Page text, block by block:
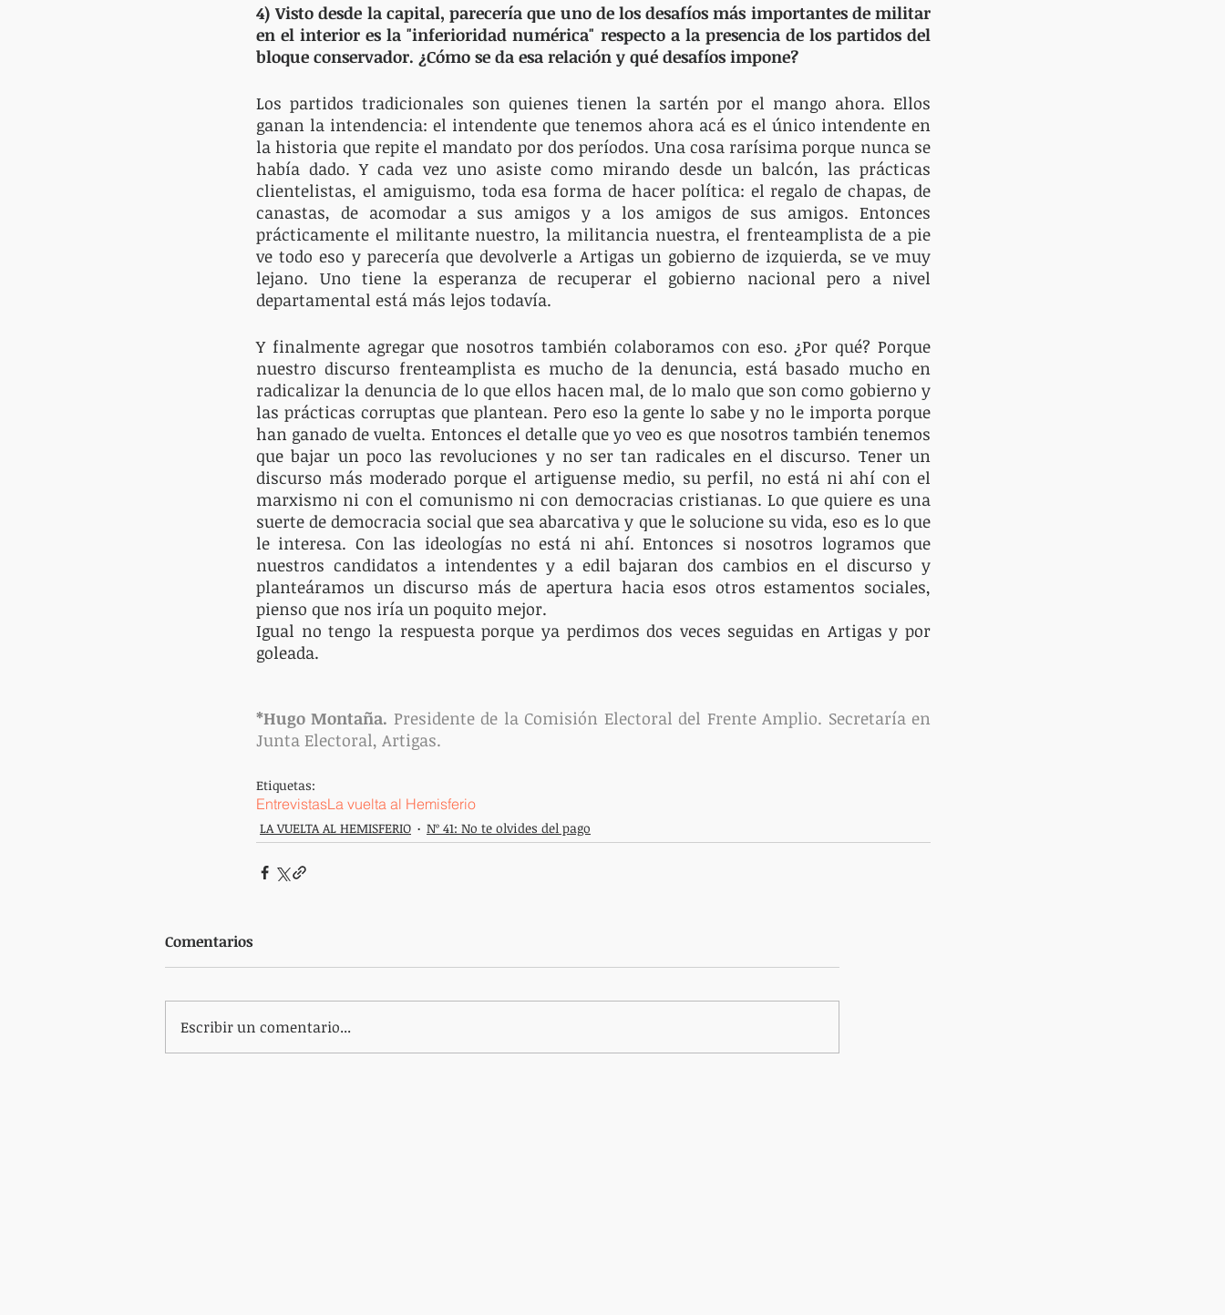
4) Visto desde la capital, parecería que uno de los desafíos más importantes de militar
en el interior es la "inferioridad numérica" respecto a la presencia de los partidos del
bloque conservador. ¿Cómo se da esa relación y qué desafíos impone?
Los partidos tradicionales son quienes tienen la sartén por el mango ahora. Ellos
ganan la intendencia: el intendente que tenemos ahora acá es el único intendente en
la historia que repite el mandato por dos períodos. Una cosa rarísima porque nunca se
había dado. Y cada vez uno asiste como mirando desde un balcón, las prácticas
clientelistas, el amiguismo, toda esa forma de hacer política: el regalo de chapas, de
canastas, de acomodar a sus amigos y a los amigos de sus amigos. Entonces
prácticamente el militante nuestro, la militancia nuestra, el frenteamplista de a pie
ve todo eso y parecería que devolverle a Artigas un gobierno de izquierda, se ve muy
lejano. Uno tiene la esperanza de recuperar el gobierno nacional pero a nivel
departamental está más lejos todavía.
Y finalmente agregar que nosotros también colaboramos con eso. ¿Por qué? Porque
nuestro discurso frenteamplista es mucho de la denuncia, está basado mucho en
radicalizar la denuncia de lo que ellos hacen mal, de lo malo que son como gobierno y
las prácticas corruptas que plantean. Pero eso la gente lo sabe y no le importa porque
han ganado de vuelta. Entonces el detalle que yo veo es que nosotros también tenemos
que bajar un poco las revoluciones y no ser tan radicales en el discurso. Tener un
discurso más moderado porque el artiguense medio, su perfil, no está ni ahí con el
marxismo ni con el comunismo ni con democracias cristianas. Lo que quiere es una
suerte de democracia social que sea abarcativa y que le solucione su vida, eso es lo que
le interesa. Con las ideologías no está ni ahí. Entonces si nosotros logramos que
nuestros candidatos a intendentes y a edil bajaran dos cambios en el discurso y
planteáramos un discurso más de apertura hacia esos otros estamentos sociales,
pienso que nos iría un poquito mejor.
Igual no tengo la respuesta porque ya perdimos dos veces seguidas en Artigas y por
goleada.
*Hugo Montaña. Presidente de la Comisión Electoral del Frente Amplio. Secretaría en
Junta Electoral, Artigas.
Etiquetas:
EntrevistasLa vuelta al Hemisferio
LA VUELTA AL HEMISFERIO Nº 41: No te olvides del pago
Comentarios
Escribir un comentario...